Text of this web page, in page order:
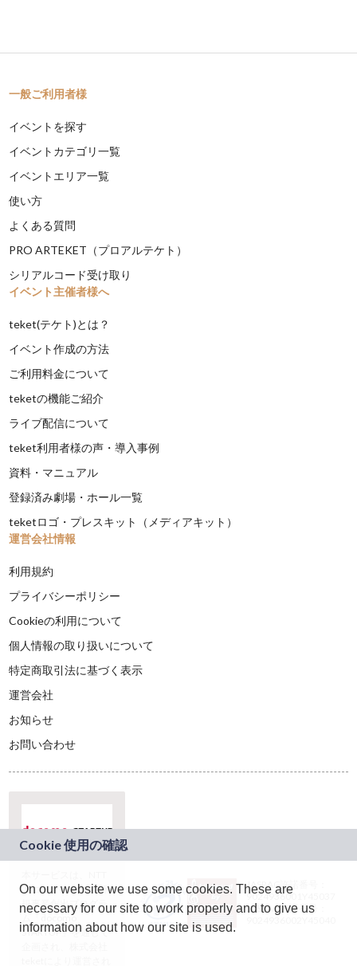
一般ご利用者様
イベントを探す
イベントカテゴリ一覧
イベントエリア一覧
使い方
よくある質問
PRO ARTEKET（プロアルテケト）
シリアルコード受け取り
イベント主催者様へ
teket(テケト)とは？
イベント作成の方法
ご利用料金について
teketの機能ご紹介
ライブ配信について
teket利用者様の声・導入事例
資料・マニュアル
登録済み劇場・ホール一覧
teketロゴ・プレスキット（メディアキット）
運営会社情報
利用規約
プライバシーポリシー
Cookieの利用について
個人情報の取り扱いについて
特定商取引法に基づく表示
運営会社
お知らせ
お問い合わせ
ドコモグループの新
規事業創出プログラ
ム「docomo
STARTUP」を通じて
JASRAC許諾番号：
9024936001Y45037
JASRAC許諾番号：
On our website we use some cookies. These are
necessary for our site to work properly and to give us
information about how our site is used.